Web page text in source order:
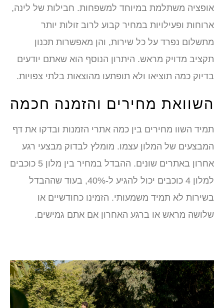
אופציה משתלמת במיוחד למשפחות. חבילות של לינה,
ארוחות ופעילויות במחיר קבוע לרוב זולות יותר
מתשלום נפרד על כל שירות, והן מאפשרות תכנון
תקציב מדויק מראש. היתרון הנוסף הוא שאתם יודעים
בדיוק כמה תוציאו ולא תופתעו מהוצאות בלתי צפויות.
השוואת מחירים והזמנה חכמה
תמיד השוו מחירים בין כמה אתרי הזמנות ובדקו את דף
המבצעים של המלון עצמו. מומלץ לבדוק מבצעי רגע
אחרון באתרים שונים. ההבדל במחיר בין מלון 5 כוכבים
למלון 4 כוכבים יכול להגיע ל-40%, בעוד שההבדל
בשירות לא תמיד משמעותי. הזמינו כחודשיים או
שלושה מראש או ברגע האחרון אם אתם גמישים.